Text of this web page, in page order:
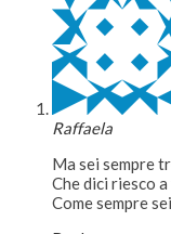
Raffaela
Ma sei sempre
Che dici riesco
Come sempre